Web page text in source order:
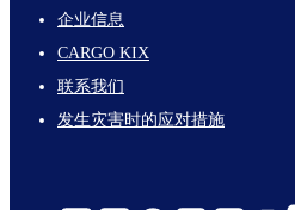
footer-
links-
en-
企业信息
CARGO KIX
联系我们
发生灾害时的应对措施